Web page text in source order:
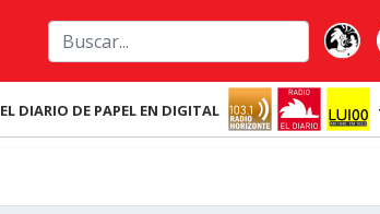
EL DIARIO DE PAPEL EN DIGITAL